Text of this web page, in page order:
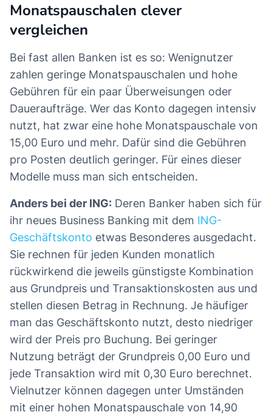
Monatspauschalen clever
vergleichen
Bei fast allen Banken ist es so: Wenignutzer
zahlen geringe Monatspauschalen und hohe
Gebühren für ein paar Überweisungen oder
Daueraufträge. Wer das Konto dagegen intensiv
nutzt, hat zwar eine hohe Monatspauschale von
15,00 Euro und mehr. Dafür sind die Gebühren
pro Posten deutlich geringer. Für eines dieser
Modelle muss man sich entscheiden.
Anders bei der ING: Deren Banker haben sich für
ihr neues Business Banking mit dem ING-
Geschäftskonto etwas Besonderes ausgedacht.
Sie rechnen für jeden Kunden monatlich
rückwirkend die jeweils günstigste Kombination
aus Grundpreis und Transaktionskosten aus und
stellen diesen Betrag in Rechnung. Je häufiger
man das Geschäftskonto nutzt, desto niedriger
wird der Preis pro Buchung. Bei geringer
Nutzung beträgt der Grundpreis 0,00 Euro und
jede Transaktion wird mit 0,30 Euro berechnet.
Vielnutzer können dagegen unter Umständen
mit einer hohen Monatspauschale von 14,90